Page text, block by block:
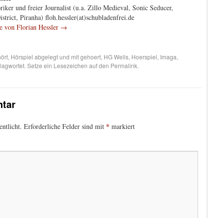
und freier Journalist (u.a. Zillo Medieval, Sonic Seducer,
Piranha) floh.hessler(at)schubladenfrei.de
von Florian Hessler →
, Hörspiel abgelegt und mitgehoert, HG Wells, Hoerspiel, Imaga,
Setze ein Lesezeichen auf den Permalink.
Erforderliche Felder sind mit * markiert